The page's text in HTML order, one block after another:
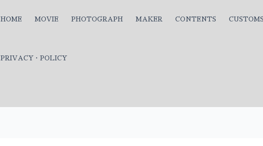
HOME MOVIE PHOTOGRAPH MAKER CONTENTS
PRIVACY・POLICY